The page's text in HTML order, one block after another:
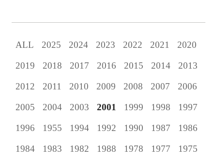
當期出版
ALL 2025 2024 2023 2022 2021 2020
2019 2018 2017 2016 2015 2014 2013
2012 2011 2010 2009 2008 2007 2006
2005 2004 2003 2001 1999 1998 1997
1996 1955 1994 1992 1990 1987 1986
1984 1983 1982 1988 1978 1977 1975